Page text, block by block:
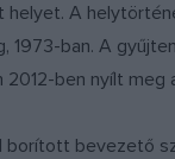
helyet. A
1973-ban. A
ben nyílt meg
bevezető